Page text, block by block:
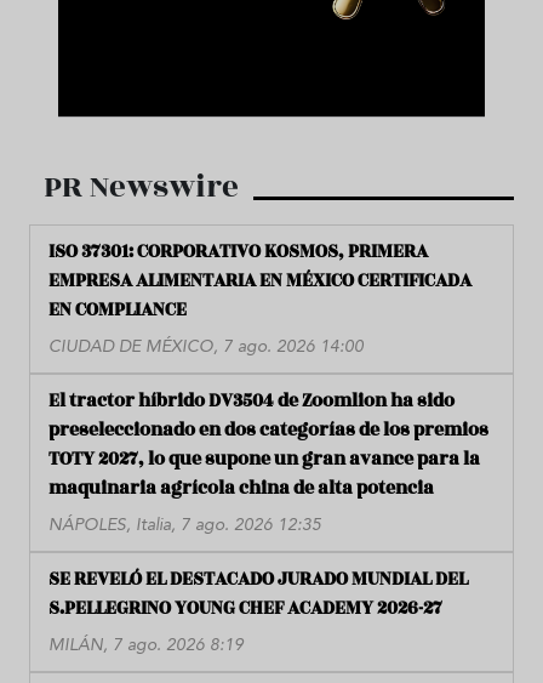
PR Newswire
ISO 37301: CORPORATIVO KOSMOS, PRIMERA
EMPRESA ALIMENTARIA EN MÉXICO CERTIFICADA
EN COMPLIANCE
CIUDAD DE MÉXICO, 7 ago. 2026 14:00
El tractor híbrido DV3504 de Zoomlion ha sido
preseleccionado en dos categorías de los premios
TOTY 2027, lo que supone un gran avance para la
maquinaria agrícola china de alta potencia
NÁPOLES, Italia, 7 ago. 2026 12:35
SE REVELÓ EL DESTACADO JURADO MUNDIAL DEL
S.PELLEGRINO YOUNG CHEF ACADEMY 2026-27
MILÁN, 7 ago. 2026 8:19